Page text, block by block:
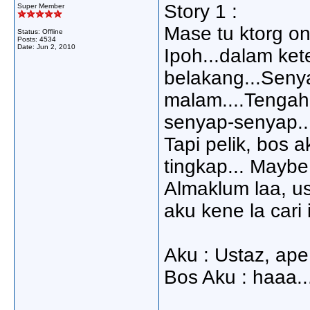
Super Member
Status: Offline
Posts: 4534
Date: Jun 2, 2010
Story 1 :
Mase tu ktorg
Ipoh...dalam
senyap-
Tapi pelik, bos
tingkap...
Almaklum laa,
aku kene la cari
Aku : Ustaz,
Bos Aku :